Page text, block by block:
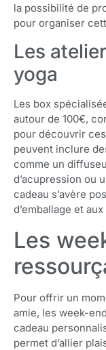
la possibilité de
pour organiser
Les
yoga
Les box
autour de 100€,
pour découvrir
peuvent inclure
comme un
d’acupression ou
cadeau s’avère
d’emballage et
Les
Pour offrir un
amie, les week-
cadeau
permet d’allier